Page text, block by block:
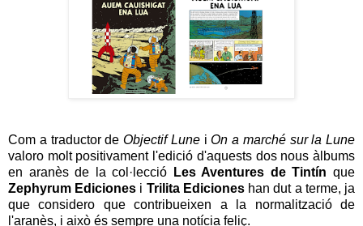
Com a traductor de Objectif LuneiOn a marché sur la Lune
valoro molt positivament l'edició d'aquests dos nous àlbums
en aranès de la col·lecció
Les Aventures de Tintín que
Zephyrum Ediciones i Trilita Edicioneshan dut a terme, ja
que considero que contribueixen a la normalització de
l'aranès, i això és sempre una notícia feliç.